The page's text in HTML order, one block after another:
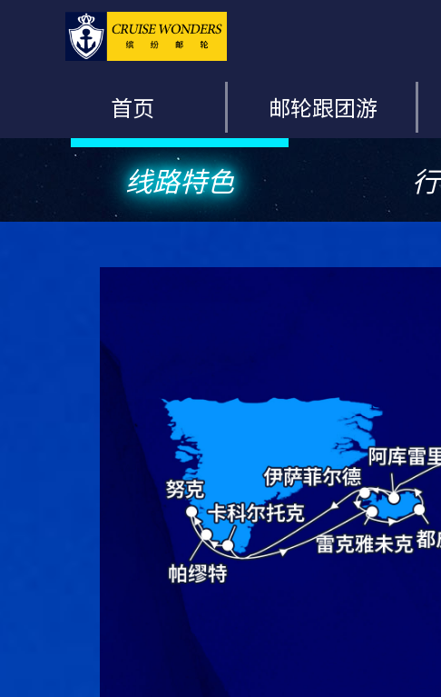
首页 邮轮跟团游
线路特色